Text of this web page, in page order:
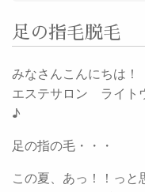
足の指毛脱毛
みなさんこんにちは！
エステサロン ライト
♪
足の指の毛・・・
この夏、あっ！！っと